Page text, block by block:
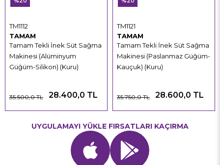
TAMAM
Tamam Tekli İnek Süt Sağma
Makinesi (Alüminyum
Güğüm-Silikon) (Kuru)
TM1112
28.400,0 TL
35.500,0 TL
TAMAM
Tamam Tekli İnek Süt Sağma
Makinesi (Paslanmaz Güğüm-
Kauçuk) (Kuru)
TM1121
28.600,0 TL
35.750,0 TL
UYGULAMAYI YÜKLE FIRSATLARI KAÇIRMA